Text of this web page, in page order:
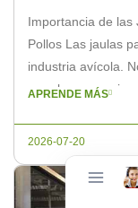
Importancia de las
Pollos Las jaulas
industria avícola.
para las aves, sino
APRENDE MÁS
2026-07-20